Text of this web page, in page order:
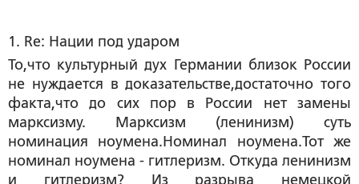
1. Re: Нации под ударом
То,что культурный дух Германии близок России
не нуждается в доказательстве,достаточно того
факта,что до сих пор в России нет замены
марксизму. Марксизм (ленинизм) суть
номинация ноумена.Номинал ноумена.Тот же
номинал ноумена - гитлеризм. Откуда ленинизм
и гитлеризм? Из разрыва немецкой